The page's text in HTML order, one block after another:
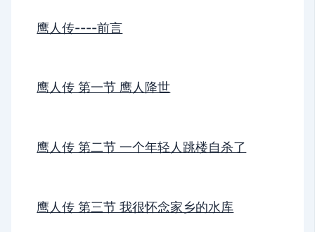
鹰人传----前言
鹰人传 第一节 鹰人降世
鹰人传 第二节 一个年轻人跳楼自杀了
鹰人传 第三节 我很怀念家乡的水库